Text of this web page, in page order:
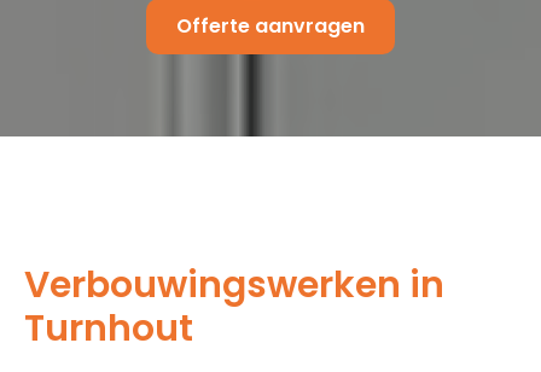
Offerte aanvragen
Verbouwingswerken in
Turnhout